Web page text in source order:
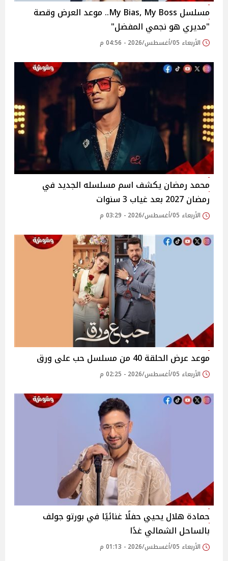
مسلسل My Bias, My Boss.. موعد العرض وقصة
"مديري هو نجمي المفضل"
الأربعاء 05/أغسطس/2026 - 04:56 م
محمد رمضان يكشف اسم مسلسله الجديد في
رمضان 2027 بعد غياب 3 سنوات
الأربعاء 05/أغسطس/2026 - 03:29 م
موعد عرض الحلقة 40 من مسلسل حب على ورق
الأربعاء 05/أغسطس/2026 - 02:25 م
حمادة هلال يحيي حفلًا غنائيًا في بورتو جولف
بالساحل الشمالي غدًا
الأربعاء 05/أغسطس/2026 - 01:13 م